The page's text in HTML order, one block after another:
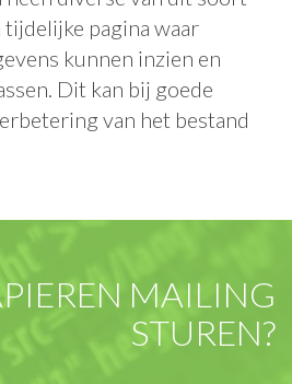
tijdelijke pagina waar
kunnen inzien en
Dit kan bij goede
van het bestand
MAILING
STUREN?